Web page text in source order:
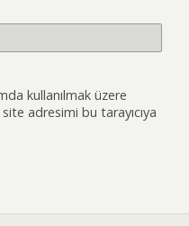
kullanılmak üzere
adresimi bu tarayıcıya